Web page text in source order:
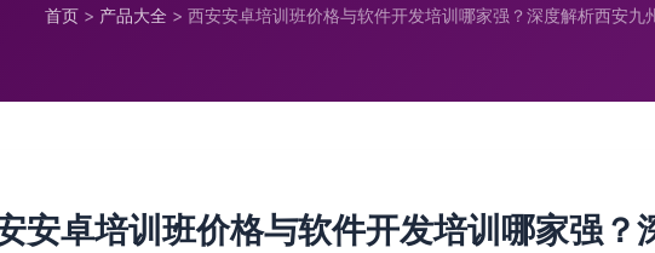
首页 > 产品大全 > 西安安卓培训班价格与软件开发培训哪家强？深度解析西安
安卓培训班价格与软件开发培训哪家强？